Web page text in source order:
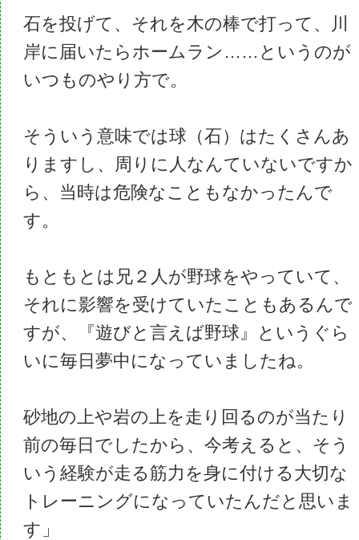
石を投げて、それを木の棒で打って、川
岸に届いたらホームラン……というのが
いつものやり方で。
そういう意味では球（石）はたくさんあ
りますし、周りに人なんていないですか
ら、当時は危険なこともなかったんで
す。
もともとは兄２人が野球をやっていて、
それに影響を受けていたこともあるんで
すが、『遊びと言えば野球』というぐら
いに毎日夢中になっていましたね。
砂地の上や岩の上を走り回るのが当たり
前の毎日でしたから、今考えると、そう
いう経験が走る筋力を身に付ける大切な
トレーニングになっていたんだと思いま
す」